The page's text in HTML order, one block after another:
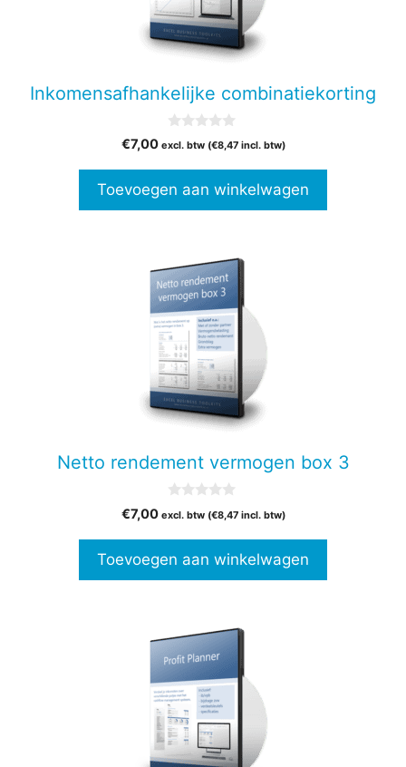
Inkomensafhankelijke combinatiekorting
v
5
€7,00 excl. btw (€8,47incl. btw)
Toevoegen aan winkelwagen
Netto rendement vermogen box 3
v
5
€7,00 excl. btw (€8,47incl. btw)
Toevoegen aan winkelwagen